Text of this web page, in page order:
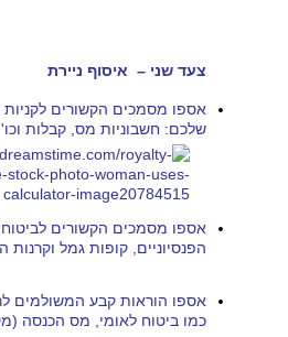
צעד שני – איסוף ניירת
אספו מסמכים הקשורים לקניות
שלכם: חשבוניות מס, קבלות וכו'
אספו מסמכים הקשורים
הפנסיוניים, קופות גמל
אספו הוראות קבע המשולמים
כמו ביטוח לאומי, מס הכנסה